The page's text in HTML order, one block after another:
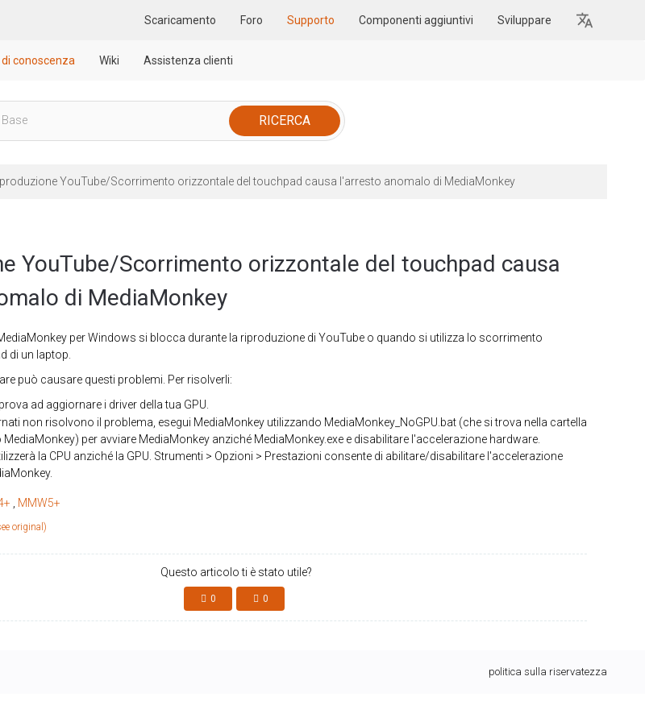
Scaricamento Foro Supporto Componenti aggiuntivi Sviluppare
di conoscenza Wiki Assistenza clienti
YouTube/Scorrimento orizzontale del touchpad causa l'arresto anomalo di MediaMonkey
YouTube/Scorrimento orizzontale del touchpad causa
di MediaMonkey
per Windows si blocca durante la riproduzione di YouTube o quando si utilizza lo scorrimento
di un laptop.
può causare questi problemi. Per risolverli:
ad aggiornare i driver della tua GPU.
non risolvono il problema, esegui MediaMonkey utilizzando MediaMonkey_NoGPU.bat (che si trova nella cartella
MediaMonkey) per avviare MediaMonkey anziché MediaMonkey.exe e disabilitare l'accelerazione hardware.
la CPU anziché la GPU. Strumenti > Opzioni > Prestazioni consente di abilitare/disabilitare l'accelerazione
MMW5+
original)
Questo articolo ti è stato utile?
0 0
politica sulla riservatezza